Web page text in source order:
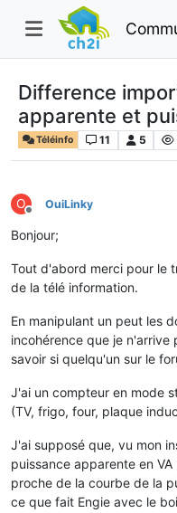
Difference
apparente et
Téléinfo 11 5
O
Offline
OuiLinky
Bonjour;
Tout d'abord merci pour le
de la télé information.
En manipulant un peut les
incohérence que je
savoir si quelqu'un sur le
J'ai un compteur en mode
(TV, frigo, four, plaque
J'ai supposé que, vu mon
puissance apparente en
proche de la courbe de la
ce que fait Engie avec le